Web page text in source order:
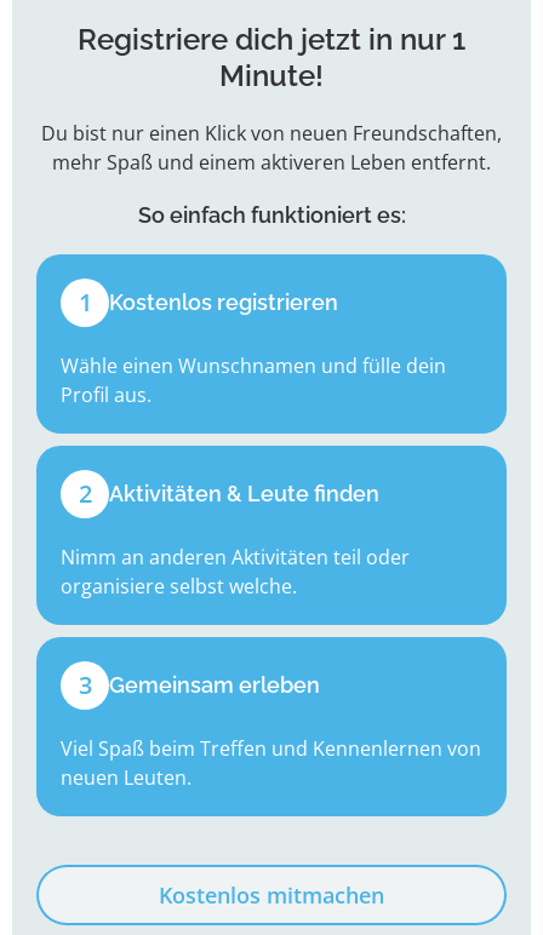
Registriere dich jetzt in nur 1
Minute!
Du bist nur einen Klick von neuen Freundschaften,
mehr Spaß und einem aktiveren Leben entfernt.
So einfach funktioniert es:
1 Kostenlos registrieren
Wähle einen Wunschnamen und fülle dein
Profil aus.
2 Aktivitäten & Leute finden
Nimm an anderen Aktivitäten teil oder
organisiere selbst welche.
3 Gemeinsam erleben
Viel Spaß beim Treffen und Kennenlernen von
neuen Leuten.
Kostenlos mitmachen